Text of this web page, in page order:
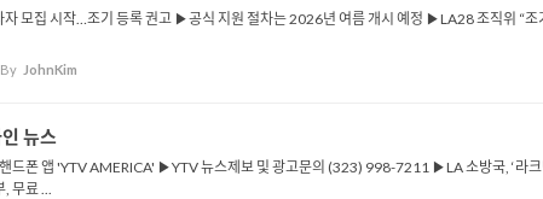
모집 시작…조기 등록 권고 ▶공식 지원 절차는 2026년 여름 개시 예정 ▶LA28 조직위 “
By JohnKim
뉴스
드폰 앱 'YTV AMERICA' ▶YTV 뉴스제보 및 광고문의 (323) 998-7211 ▶LA 소방국, ‘라
무료 ...